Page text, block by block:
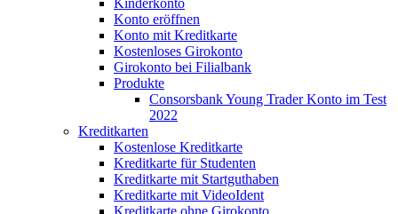
Kinderkonto
Konto eröffnen
Konto mit Kreditkarte
Kostenloses Girokonto
Girokonto bei Filialbank
Produkte
Consorsbank Young Trader Konto im Test
2022
Kreditkarten
Kostenlose Kreditkarte
Kreditkarte für Studenten
Kreditkarte mit Startguthaben
Kreditkarte mit VideoIdent
Kreditkarte ohne Girokonto